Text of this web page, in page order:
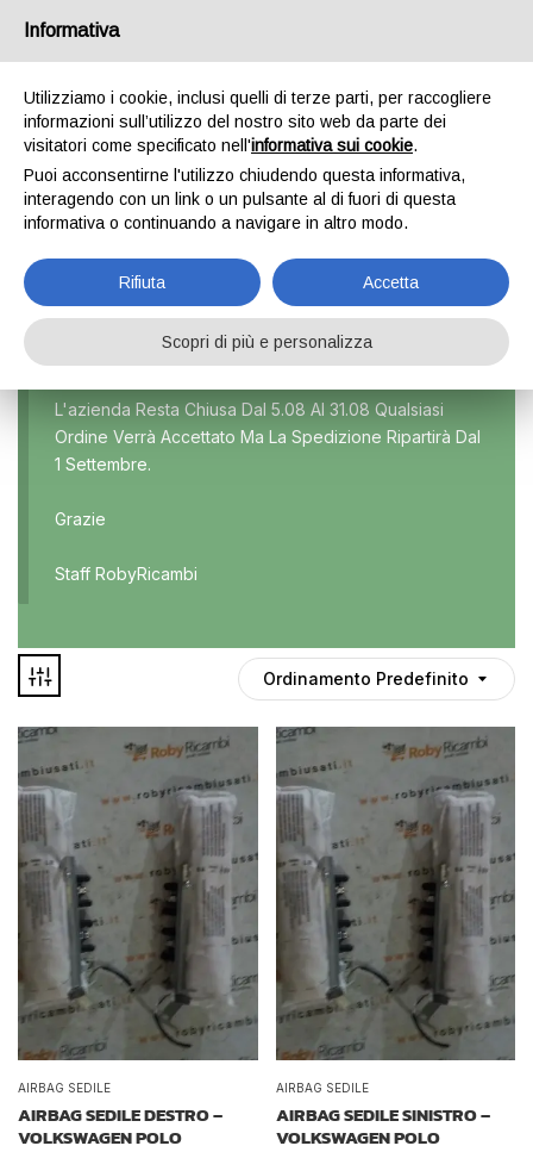
POLO 7R
Home Prodotti taggati “Polo 7r”
Marca
Modello
Auto usate
Culla
Interni
Maniglie
Noleggio
Parti meccaniche
Ponte
Spray
Deghiacciante
L'azienda Resta Chiusa Dal 5.08 Al 31.08 Qualsiasi
Ordine Verrà Accettato Ma La Spedizione Ripartirà Dal
1 Settembre.
Grazie
Staff RobyRicambi
Ordinamento Predefinito
AIRBAG SEDILE
AIRBAG SEDILE DESTRO –
VOLKSWAGEN POLO
AIRBAG SEDILE
AIRBAG SEDILE SINISTRO –
VOLKSWAGEN POLO
Informativa
Utilizziamo i cookie, inclusi quelli di terze parti, per raccogliere
informazioni sull’utilizzo del nostro sito web da parte dei
visitatori come specificato nell'informativa sui cookie.
Puoi acconsentirne l'utilizzo chiudendo questa informativa,
interagendo con un link o un pulsante al di fuori di questa
informativa o continuando a navigare in altro modo.
Rifiuta Accetta
Scopri di più e personalizza